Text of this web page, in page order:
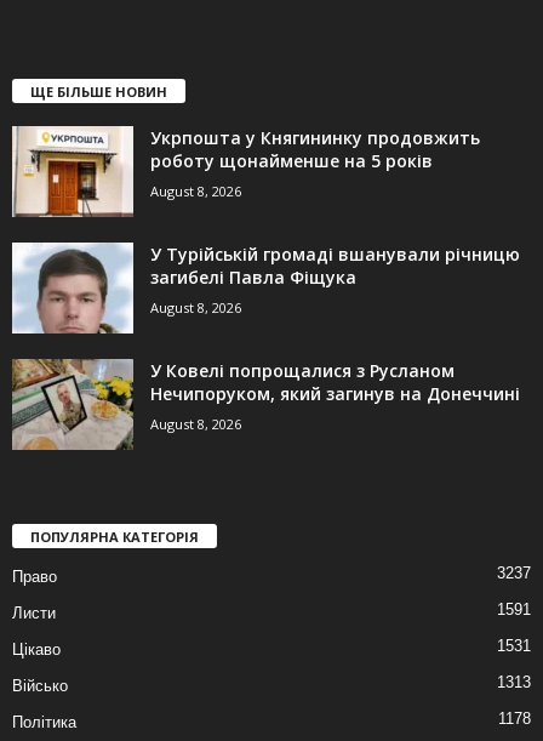
ЩЕ БІЛЬШЕ НОВИН
Укрпошта у Княгининку продовжить
роботу щонайменше на 5 років
August 8, 2026
У Турійській громаді вшанували річницю
загибелі Павла Фіщука
August 8, 2026
У Ковелі попрощалися з Русланом
Нечипоруком, який загинув на Донеччині
August 8, 2026
ПОПУЛЯРНА КАТЕГОРІЯ
Право 3237
Листи 1591
Цікаво 1531
Військо 1313
Політика 1178